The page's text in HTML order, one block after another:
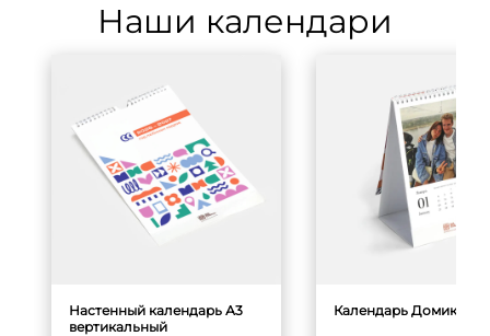
Наши календари
Настенный календарь А3
вертикальный
Календарь Домик